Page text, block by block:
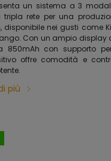
un sistema a 3
rete per una
disponibile nei gusti come
Con un ampio display
850mAh con supporto
offre comodità e
più